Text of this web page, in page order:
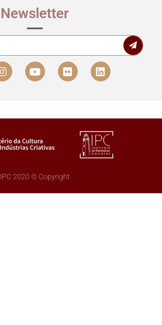
Newsletter
IPC 2020 © Copyright